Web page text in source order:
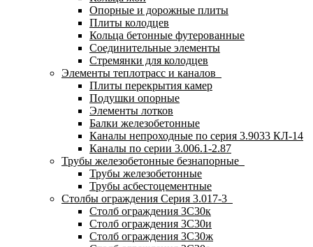
Опорные и дорожные плиты
Плиты колодцев
Кольца бетонные футерованные
Соединительные элементы
Стремянки для колодцев
Элементы теплотрасс и каналов
Плиты перекрытия камер
Подушки опорные
Элементы лотков
Балки железобетонные
Каналы непроходные по серия 3.9033 КЛ-14
Каналы по серии 3.006.1-2.87
Трубы железобетонные безнапорные
Трубы железобетонные
Трубы асбестоцементные
Столбы ограждения Серия 3.017-3
Столб ограждения 3С30к
Столб ограждения 3С30и
Столб ограждения 3С30ж